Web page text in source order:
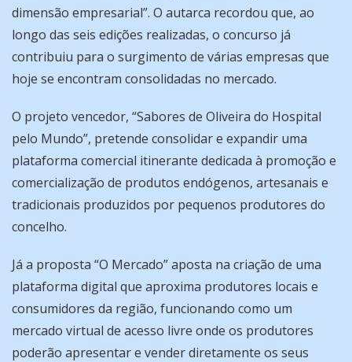
dimensão empresarial”. O autarca recordou que, ao
longo das seis edições realizadas, o concurso já
contribuiu para o surgimento de várias empresas que
hoje se encontram consolidadas no mercado.
O projeto vencedor, “Sabores de Oliveira do Hospital
pelo Mundo”, pretende consolidar e expandir uma
plataforma comercial itinerante dedicada à promoção e
comercialização de produtos endógenos, artesanais e
tradicionais produzidos por pequenos produtores do
concelho.
Já a proposta “O Mercado” aposta na criação de uma
plataforma digital que aproxima produtores locais e
consumidores da região, funcionando como um
mercado virtual de acesso livre onde os produtores
poderão apresentar e vender diretamente os seus